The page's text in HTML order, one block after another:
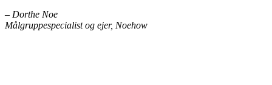
– Dorthe Noe
Målgruppespecialist og ejer, Noehow